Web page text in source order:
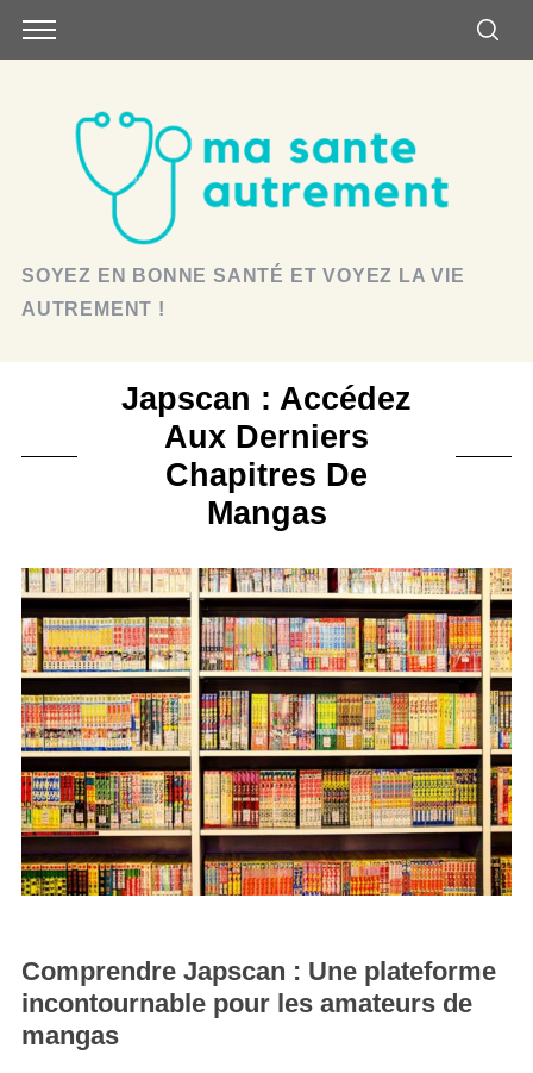
SOYEZ EN BONNE SANTÉ ET VOYEZ LA VIE
AUTREMENT !
Japscan : Accédez
Aux Derniers
Chapitres De
Mangas
Comprendre Japscan : Une plateforme
incontournable pour les amateurs de
mangas